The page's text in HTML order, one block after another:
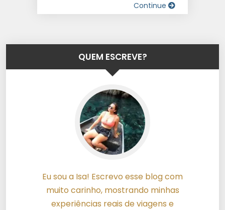
Continue
QUEM ESCREVE?
Eu sou a Isa! Escrevo esse blog com
muito carinho, mostrando minhas
experiências reais de viagens e